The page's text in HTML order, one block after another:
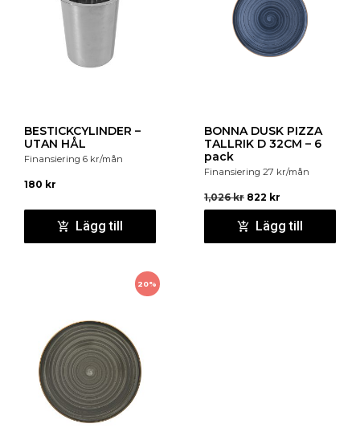
BESTICKCYLINDER –
UTAN HÅL
Finansiering 6 kr/mån
180 kr
Lägg till
BONNA DUSK PIZZA
TALLRIK D 32CM – 6
pack
Finansiering 27 kr/mån
1,026kr 822 kr
Lägg till
20%